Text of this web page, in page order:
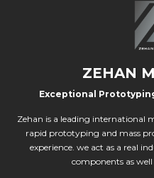
ZEHAN
Exceptional
Zehan is a leading international
rapid prototyping and mass
experience. we act as a real
components as well